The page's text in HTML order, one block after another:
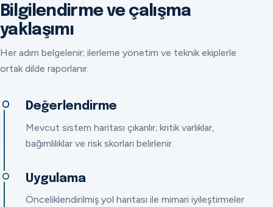
Bilgilendirme ve çalışma
yaklaşımı
Her adım belgelenir; ilerleme yönetim ve teknik ekiplerle
ortak dilde raporlanır.
Değerlendirme
Mevcut sistem haritası çıkarılır; kritik varlıklar,
bağımlılıklar ve risk skorları belirlenir.
Uygulama
Önceliklendirilmiş yol haritası ile mimari iyileştirmeler